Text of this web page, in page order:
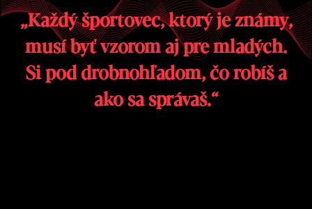
„Každý športovec, ktorý je známy,
musí byť vzorom aj pre mladých.
Si pod drobnohľadom, čo robíš a
ako sa správaš.“